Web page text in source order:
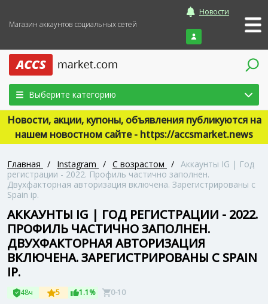
Магазин аккаунтов социальных сетей
Новости
Войти
Выберите категорию
Новости, акции, купоны, объявления публикуются на
нашем новостном сайте - https://accsmarket.news
Главная / Instagram / С возрастом / Аккаунты IG | Год
регистрации - 2022. Профиль частично заполнен.
Двухфакторная авторизация включена. Зарегистрированы с
Spain ip.
АККАУНТЫ IG | ГОД РЕГИСТРАЦИИ - 2022.
ПРОФИЛЬ ЧАСТИЧНО ЗАПОЛНЕН.
ДВУХФАКТОРНАЯ АВТОРИЗАЦИЯ
ВКЛЮЧЕНА. ЗАРЕГИСТРИРОВАНЫ С SPAIN
IP.
48ч 5 1.1% 0-10